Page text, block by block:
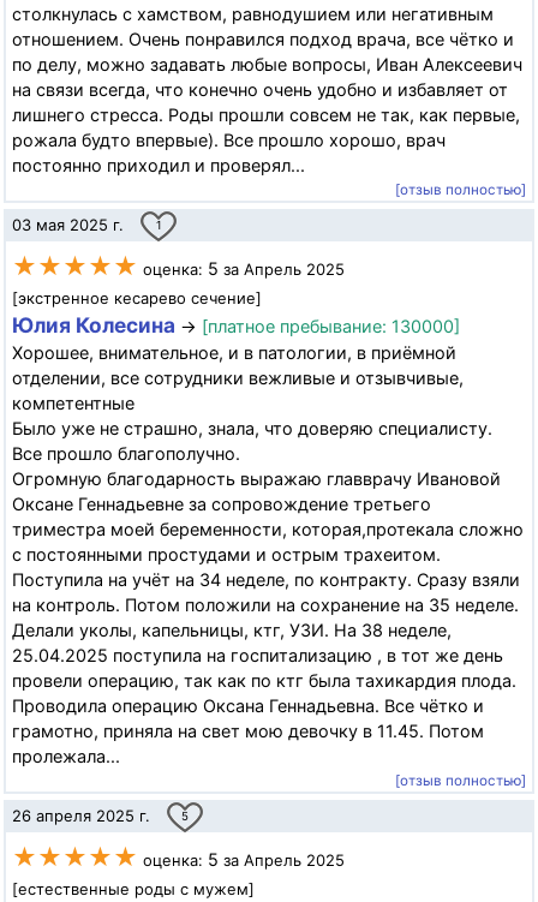
столкнулась с хамством, равнодушием или негативным
отношением. Очень понравился подход врача, все чётко и
по делу, можно задавать любые вопросы, Иван Алексеевич
на связи всегда, что конечно очень удобно и избавляет от
лишнего стресса. Роды прошли совсем не так, как первые,
рожала будто впервые). Все прошло хорошо, врач
постоянно приходил и проверял...
[отзыв полностью]
03 мая 2025 г. 1
★★★★★ оценка: 5 за Апрель 2025
[экстренное кесарево сечение]
Юлия Колесина → [платное пребывание: 130000]
Хорошее, внимательное, и в патологии, в приёмной
отделении, все сотрудники вежливые и отзывчивые,
компетентные
Было уже не страшно, знала, что доверяю специалисту.
Все прошло благополучно.
Огромную благодарность выражаю главврачу Ивановой
Оксане Геннадьевне за сопровождение третьего
триместра моей беременности, которая,протекала сложно
с постоянными простудами и острым трахеитом.
Поступила на учёт на 34 неделе, по контракту. Сразу взяли
на контроль. Потом положили на сохранение на 35 неделе.
Делали уколы, капельницы, ктг, УЗИ. На 38 неделе,
25.04.2025 поступила на госпитализацию , в тот же день
провели операцию, так как по ктг была тахикардия плода.
Проводила операцию Оксана Геннадьевна. Все чётко и
грамотно, приняла на свет мою девочку в 11.45. Потом
пролежала...
[отзыв полностью]
26 апреля 2025 г. 5
★★★★★ оценка: 5 за Апрель 2025
[естественные роды с мужем]